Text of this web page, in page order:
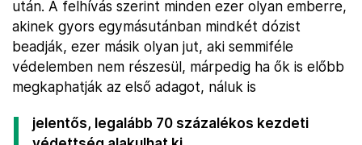
után. A felhívás szerint minden ezer olyan emberre,
akinek gyors egymásutánban mindkét dózist
beadják, ezer másik olyan jut, aki semmiféle
védelemben nem részesül, márpedig ha ők is előbb
megkaphatják az első adagot, náluk is
jelentős, legalább 70 százalékos kezdeti